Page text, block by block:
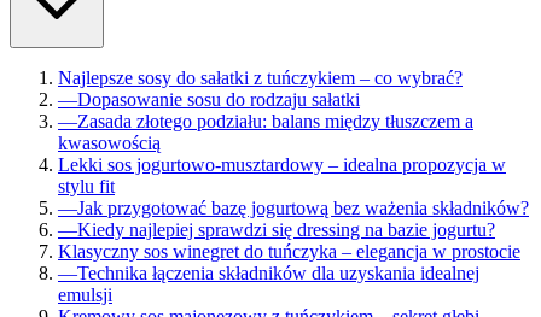
Najlepsze sosy do sałatki z tuńczykiem – co wybrać?
—Dopasowanie sosu do rodzaju sałatki
—Zasada złotego podziału: balans między tłuszczem a
kwasowością
Lekki sos jogurtowo-musztardowy – idealna propozycja w
stylu fit
—Jak przygotować bazę jogurtową bez ważenia składników?
—Kiedy najlepiej sprawdzi się dressing na bazie jogurtu?
Klasyczny sos winegret do tuńczyka – elegancja w prostocie
—Technika łączenia składników dla uzyskania idealnej
emulsji